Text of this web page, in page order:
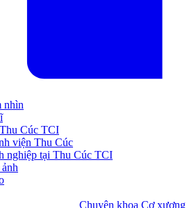
nhìn
Cúc TCI
viện Thu Cúc
nghiệp tại Thu Cúc TCI
Chuyên khoa Cơ